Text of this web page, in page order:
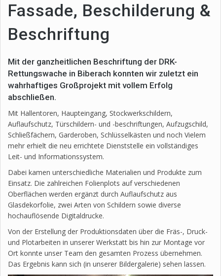
Fassade, Beschilderung &
Beschriftung
Mit der ganzheitlichen Beschriftung der DRK-
Rettungswache in Biberach konnten wir zuletzt ein
wahrhaftiges Großprojekt mit vollem Erfolg
abschließen.
Mit Hallentoren, Haupteingang, Stockwerkschildern,
Auflaufschutz, Türschildern- und -beschriftungen, Aufzugschild,
Schließfächern, Garderoben, Schlüsselkästen und noch Vielem
mehr erhielt die neu errichtete Dienststelle ein vollständiges
Leit- und Informationssystem.
Dabei kamen unterschiedliche Materialien und Produkte zum
Einsatz. Die zahlreichen Folienplots auf verschiedenen
Oberflächen werden ergänzt durch Auflaufschutz aus
Glasdekorfolie, zwei Arten von Schildern sowie diverse
hochauflösende Digitaldrucke.
Von der Erstellung der Produktionsdaten über die Fräs-, Druck-
und Plotarbeiten in unserer Werkstatt bis hin zur Montage vor
Ort konnte unser Team den gesamten Prozess übernehmen.
Das Ergebnis kann sich (in unserer Bildergalerie) sehen lassen.